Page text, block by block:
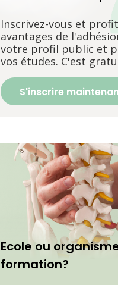
Inscrivez-vous et
avantages de
votre profil public et
vos études. C'est
S'inscrire
Ecole ou
formation?